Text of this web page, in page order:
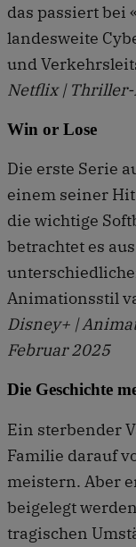
das passiert bei
landesweite
und
Netflix | Thriller-
Win or Lose
Die erste Serie
einem seiner
die wichtige
betrachtet es
Animationsstil
Disney+ |
Februar 2025
Die Geschichte
Ein sterbender
Familie darauf
meistern. Aber
beigelegt
tragischen